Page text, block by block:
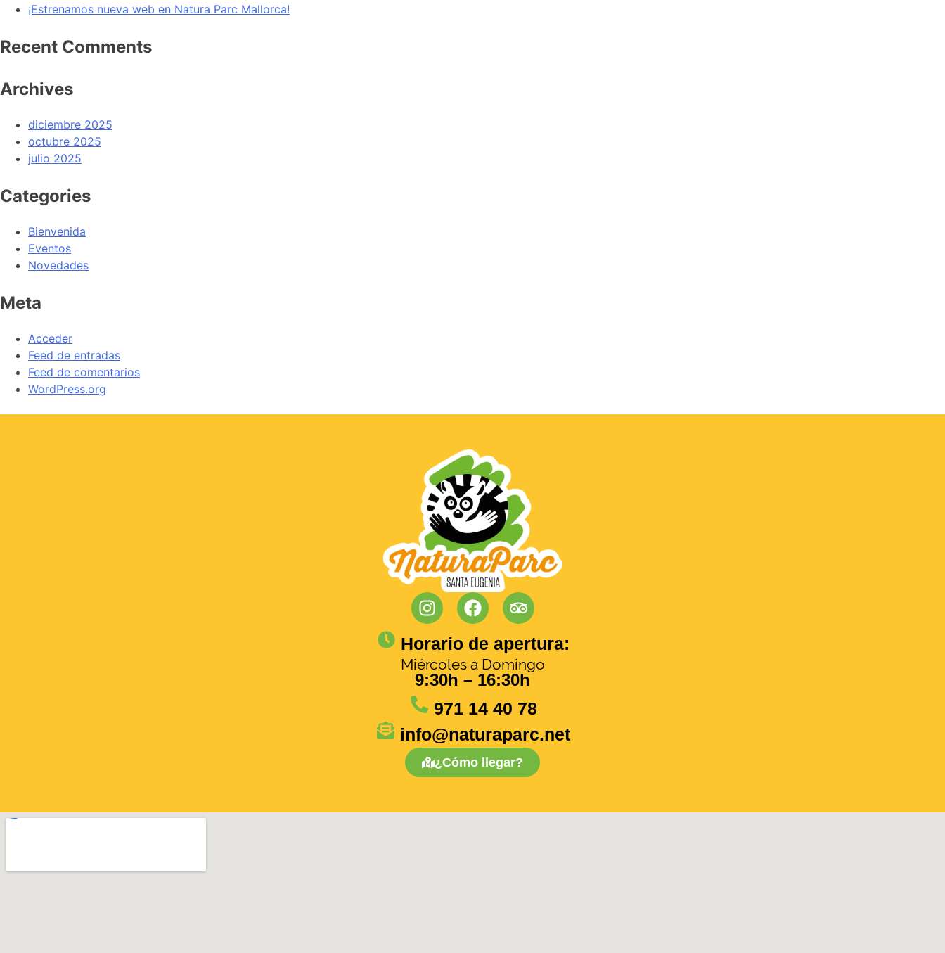
¡Estrenamos nueva web en Natura Parc Mallorca!
Recent Comments
Archives
diciembre 2025
octubre 2025
julio 2025
Categories
Bienvenida
Eventos
Novedades
Meta
Acceder
Feed de entradas
Feed de comentarios
WordPress.org
Horario de apertura:
Miércoles a Domingo
9:30h – 16:30h
971 14 40 78
info@naturaparc.net
¿Cómo llegar?